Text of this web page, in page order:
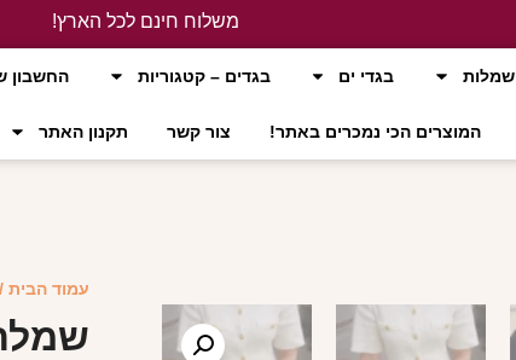
משלוח חינם לכל הארץ!
שמלות בגדי ים בגדים – קטגוריות החשבון
המוצרים הכי נמכרים באתר! צור קשר תקנון האתר
עמוד הבית /